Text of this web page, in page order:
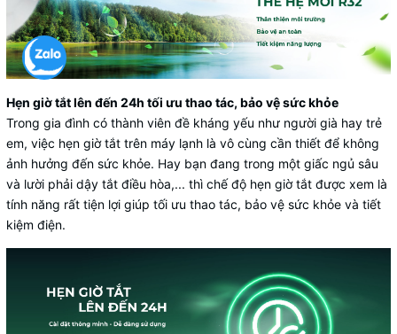
Hẹn giờ tắt lên đến 24h tối ưu thao tác, bảo vệ sức khỏe
Trong gia đình có thành viên đề kháng yếu như người già hay trẻ
em, việc hẹn giờ tắt trên máy lạnh là vô cùng cần thiết để không
ảnh hưởng đến sức khỏe. Hay bạn đang trong một giấc ngủ sâu
và lười phải dậy tắt điều hòa,... thì chế độ hẹn giờ tắt được xem là
tính năng rất tiện lợi giúp tối ưu thao tác, bảo vệ sức khỏe và tiết
kiệm điện.